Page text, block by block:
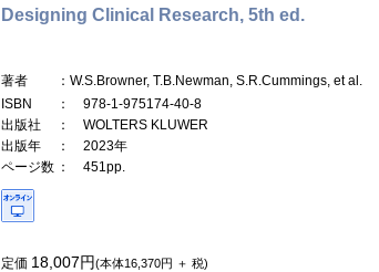
Designing Clinical Research, 5th ed.
著者
：W.S.Browner, T.B.Newman, S.R.Cummings, et al.
ISBN
： 978-1-975174-40-8
出版社
： WOLTERS KLUWER
出版年
： 2023年
ページ数 ： 451pp.
定価 18,007円(本体16,370円 ＋ 税)